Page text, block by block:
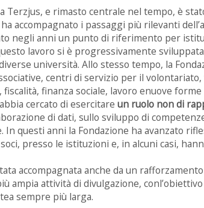
Terzjus, e rimasto centrale nel tempo, è
accompagnato i passaggi più rilevanti
negli anni un punto di riferimento per
lavoro si è progressivamente
università. Allo stesso tempo, la
centri di servizio per il
finanza sociale, lavoro enuove forme
cercato di esercitare un ruolo non di
di dati, sullo sviluppo di
questi anni la Fondazione ha avanzato
presso le istituzioni e, in alcuni casi,
accompagnata anche da un
ampia attività di divulgazione,
sempre più larga.